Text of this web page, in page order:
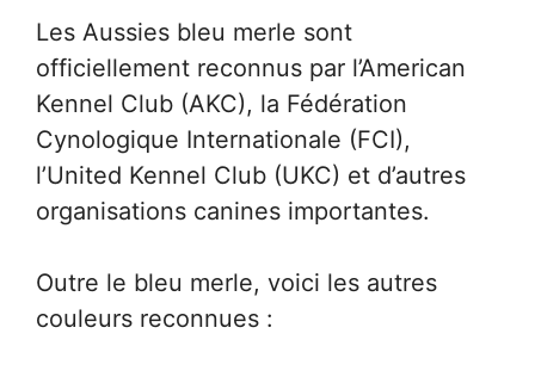
Les Aussies bleu merle sont
officiellement reconnus par l’American
Kennel Club (AKC), la Fédération
Cynologique Internationale (FCI),
l’United Kennel Club (UKC) et d’autres
organisations canines importantes.
Outre le bleu merle, voici les autres
couleurs reconnues :